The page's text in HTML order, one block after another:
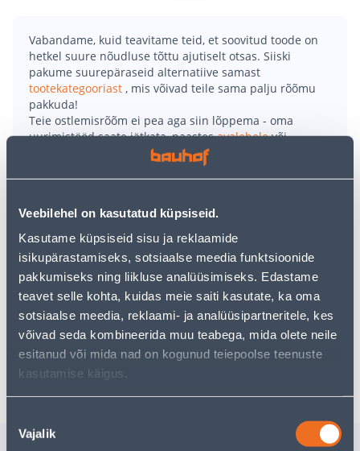
Veebilehel on kasutatud küpsiseid.
Kasutame küpsiseid sisu ja reklaamide
isikupärastamiseks, sotsiaalse meedia funktsioonide
pakkumiseks ning liikluse analüüsimiseks. Edastame
teavet selle kohta, kuidas meie saiti kasutate, ka oma
sotsiaalse meedia, reklaami- ja analüüsipartneritele, kes
võivad seda kombineerida muu teabega, mida olete neile
esitanud või mida nad on kogunud teiepoolse teenuste
kasutamise käigus.
valik
Vajalik
Vabandame, kuid teavitame teid, et soovitud toode on
hetkel suure nõudluse tõttu ajutiselt otsas. Siiski
pakume suurepäraseid alternatiive samast
tootekategooriast , mis võivad teile sama palju rõõmu
pakkuda!
Teie ostlemisrõõm ei pea aga siin lõppema - oma
uurimistööd saate jätkata, naastesavalehelevõi
kasutades meie võimsat otsingufunktsiooni, et leida
veelgi meelepärasemad valikuid. Head ostlemist!
• Kaks plastikust tööriistakasti erinevate väiksemate
tarvikute või tööriistade hoiustamiseks.
• Plastikust sang ja kinnitusklambrid.
• Mõõtmed on 225 x 380 x 234 mm ja 160 x 328 x 178
mm.
• 14-päevane tagastusõigus.
Tarne pole võimalik
Sarnased tooted